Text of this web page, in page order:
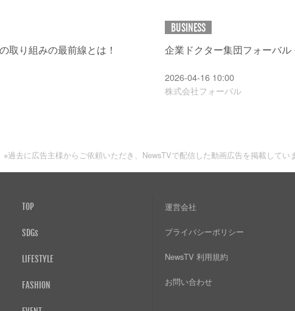
取り組みの最前線とは！
BUSINESS
企業ドクター集団フォーバ
2026-04-16 10:00
株式会社フォーバル
※過去に広告主様からご依頼いただき、NewsTVで配信した動画広告を掲載してい
TOP
SDGs
LIFESTYLE
FASHION
運営会社
プライバシーポリシー
NewsTV 利用規約
お問い合わせ